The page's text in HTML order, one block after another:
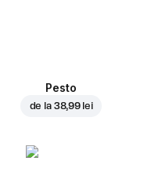
Pesto
de la 38,99 lei